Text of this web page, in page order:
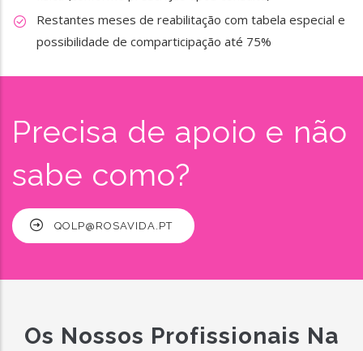
Restantes meses de reabilitação com tabela especial e
possibilidade de comparticipação até 75%
Precisa de apoio e não
sabe como?
QOLP@ROSAVIDA.PT
Os Nossos Profissionais Na